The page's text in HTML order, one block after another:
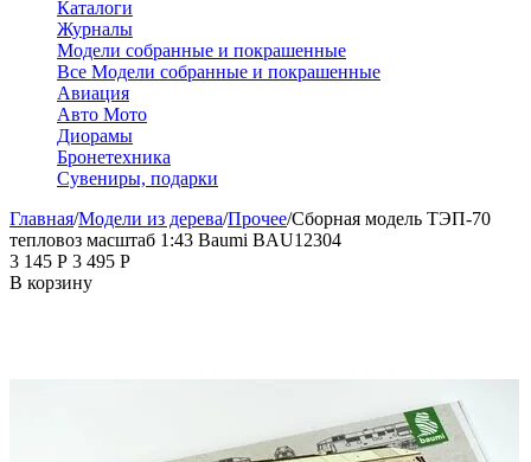
Каталоги
Журналы
Модели собранные и покрашенные
Все Модели собранные и покрашенные
Авиация
Авто Мото
Диорамы
Бронетехника
Сувениры, подарки
Главная/Модели из дерева/Прочее/Сборная модель ТЭП-70
тепловоз масштаб 1:43 Baumi BAU12304
3 145 Р 3 495 Р
В корзину